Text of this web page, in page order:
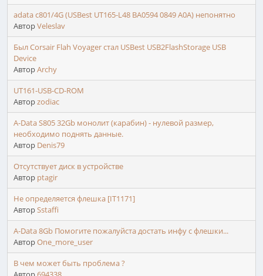
adata c801/4G (USBest UT165-L48 BA0594 0849 A0A) непонятно
АвторVeleslav
Был Corsair Flah Voyager стал USBest USB2FlashStorage USB
Device
АвторArchy
UT161-USB-CD-ROM
Авторzodiac
A-Data S805 32Gb монолит (карабин) - нулевой размер,
необходимо поднять данные.
Автор Denis79
Отсутствует диск в устройстве
Автор ptagir
Не определяется флешка [IT1171]
АвторSstaffi
A-Data 8Gb Помогите пожалуйста достать инфу с флешки...
АвторOne_more_user
В чем может быть проблема ?